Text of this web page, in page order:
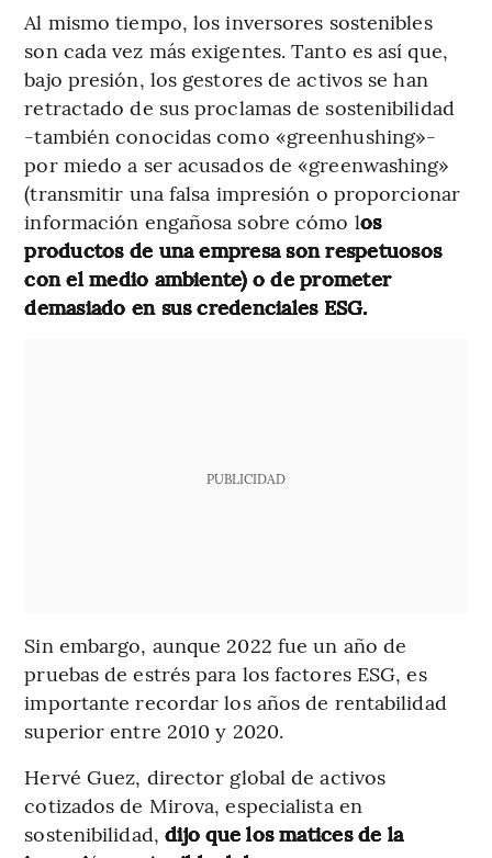
Al mismo tiempo, los inversores sostenibles
son cada vez más exigentes. Tanto es así que,
bajo presión, los gestores de activos se han
retractado de sus proclamas de sostenibilidad
-también conocidas como «greenhushing»-
por miedo a ser acusados de «greenwashing»
(transmitir una falsa impresión o proporcionar
información engañosa sobre cómo los
productos de una empresa son respetuosos
con el medio ambiente) o de prometer
demasiado en sus credenciales ESG.
PUBLICIDAD
Sin embargo, aunque 2022 fue un año de
pruebas de estrés para los factores ESG, es
importante recordar los años de rentabilidad
superior entre 2010 y 2020.
Hervé Guez, director global de activos
cotizados de Mirova, especialista en
sostenibilidad, dijo que los matices de la